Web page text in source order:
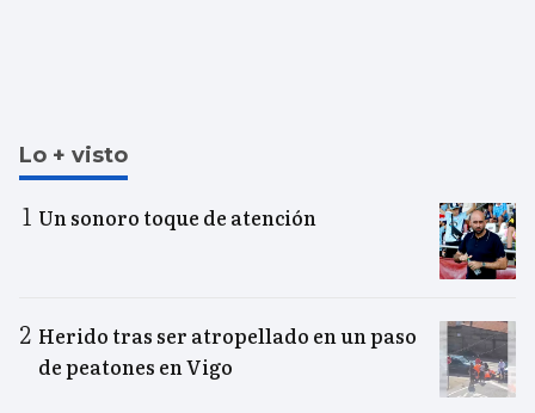
Lo + visto
Un sonoro toque de atención
Herido tras ser atropellado en un paso
de peatones en Vigo